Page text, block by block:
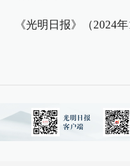
《光明日报》（2024